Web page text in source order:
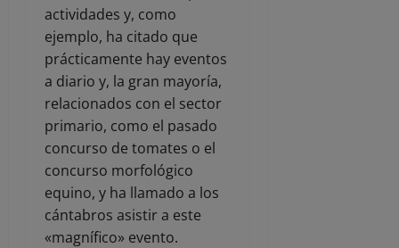
actividades y, como
ejemplo, ha citado que
prácticamente hay eventos
a diario y, la gran mayoría,
relacionados con el sector
primario, como el pasado
concurso de tomates o el
concurso morfológico
equino, y ha llamado a los
cántabros asistir a este
«magnífico» evento.